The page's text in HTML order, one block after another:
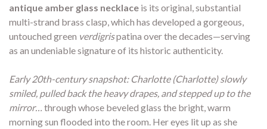
antique amber glass necklace is its original, substantial
multi-strand brass clasp, which has developed a gorgeous,
untouched green verdigrispatina over the decades—serving
as an undeniable signature of its historic authenticity.
Early 20th-century snapshot: Charlotte (Charlotte) slowly
smiled, pulled back the heavy drapes, and stepped up to the
mirror… through whose beveled glass the bright, warm
morning sun flooded into the room. Her eyes lit up as she